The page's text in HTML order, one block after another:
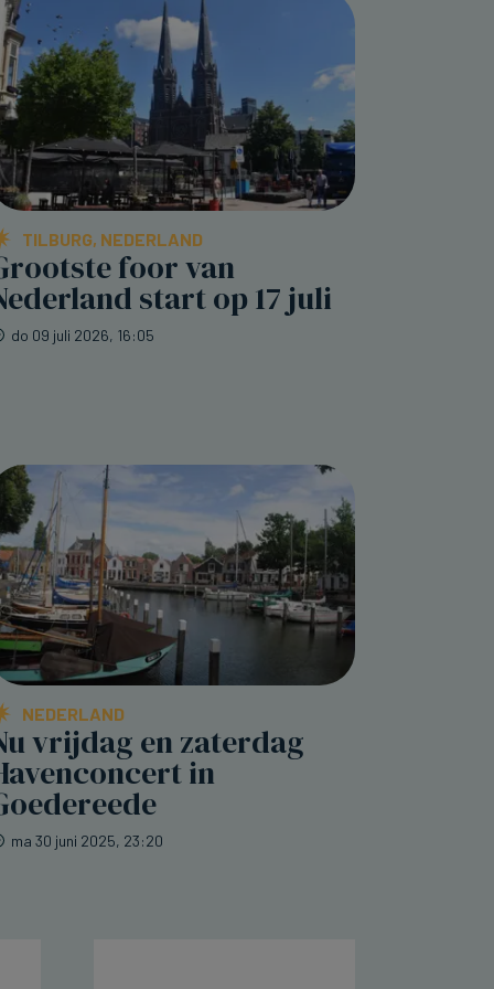
TILBURG, NEDERLAND
foor van
start op 17 juli
do 09 juli 2026, 16:05
NEDERLAND
vrijdag en zaterdag
in
ma 30 juni 2025, 23:20